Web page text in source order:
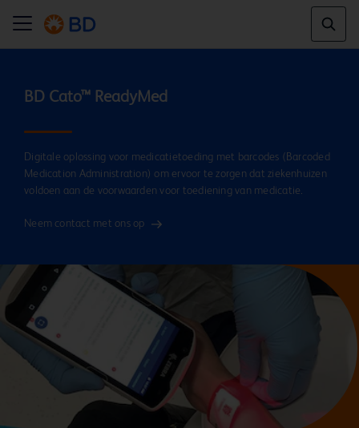
Digitale oplossing voor medicatietoeding met barcodes (Barcoded
Medication Administration) om ervoor te zorgen dat ziekenhuizen
voldoen aan de voorwaarden voor toediening van medicatie.
Neem contact met ons op